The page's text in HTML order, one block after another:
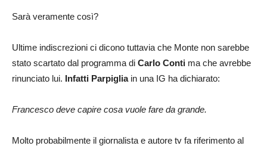
Sarà veramente così?
Ultime indiscrezioni ci dicono tuttavia che Monte non sarebbe
stato scartato dal programma di Carlo Conti ma che avrebbe
rinunciato lui. Infatti Parpigliain una IG ha dichiarato:
Francesco deve capire cosa vuole fare da grande.
Molto probabilmente il giornalista e autore tv fa riferimento al